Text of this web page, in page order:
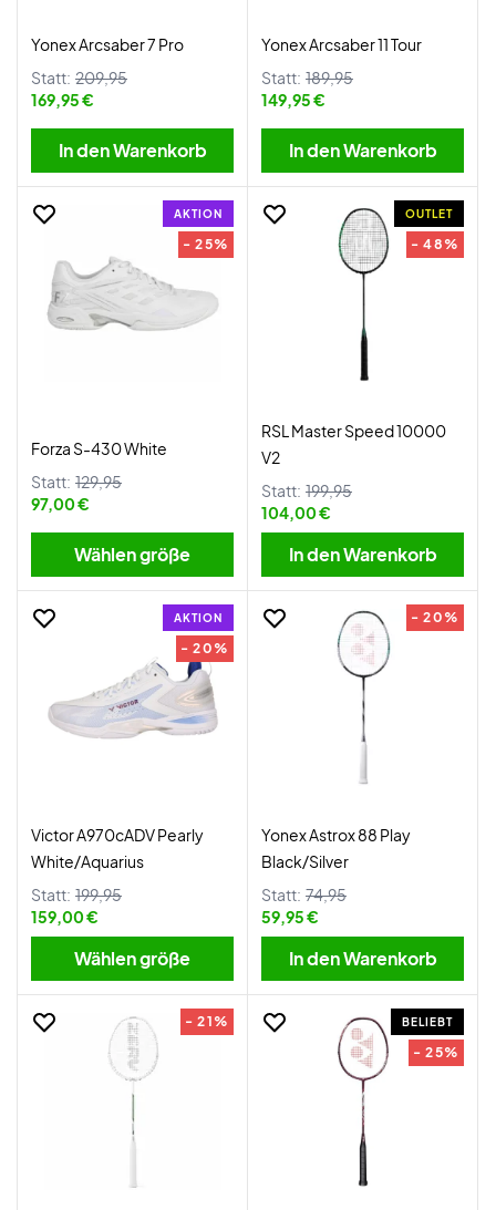
Yonex Arcsaber 7 Pro
Statt: 209,95
169,95 €
In den Warenkorb
Yonex Arcsaber 11 Tour
Statt: 189,95
149,95 €
In den Warenkorb
AKTION
- 25%
Forza S-430 White
Statt: 129,95
97,00 €
Wählen größe
OUTLET
- 48%
RSL Master Speed 10000
V2
Statt: 199,95
104,00 €
In den Warenkorb
AKTION
- 20%
Victor A970cADV Pearly
White/Aquarius
Statt: 199,95
159,00 €
Wählen größe
- 20%
Yonex Astrox 88 Play
Black/Silver
Statt: 74,95
59,95 €
In den Warenkorb
- 21% BELIEBT
- 25%